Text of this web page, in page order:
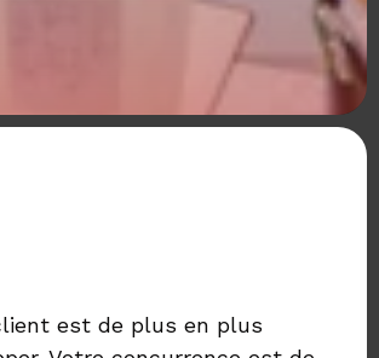
est de plus en plus